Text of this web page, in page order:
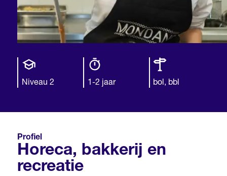
Opleiding
niveau
Niveau 2
1-2 jaar
bol, bbl
Profiel
Horeca, bakkerij en
recreatie